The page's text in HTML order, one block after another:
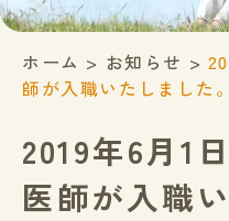
ホーム > お知らせ >
師が入職いたしました。
2019年6月1
医師が入職